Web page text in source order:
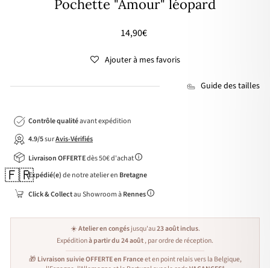
Pochette "Amour" léopard
Prix
14,90€
Ajouter à mes favoris
Guide des tailles
Contrôle qualitéavant expédition
4.9/5surAvis-Vérifiés
Livraison OFFERTEdès 50€ d'achat
🇫🇷Expédié(e)de notre atelier en Bretagne
Click & Collectau Showroom àRennes
☀️Atelier en congésjusqu'au23 août inclus.
Expéditionà partir du 24 août, par ordre de réception.
🎁 Livraison suivie OFFERTE en Franceet en point relais vers la Belgique,